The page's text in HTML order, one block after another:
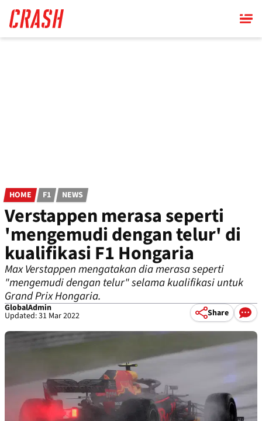
main
content
HOME F1 NEWS
Verstappen merasa seperti
'mengemudi dengan telur' di
kualifikasi F1 Hongaria
Max Verstappen mengatakan dia merasa seperti
"mengemudi dengan telur" selama kualifikasi untuk
Grand Prix Hongaria.
GlobalAdmin
Updated: 31 Mar 2022 Share